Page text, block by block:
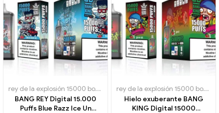
rey de la explosión 15000 bocanadas ,Cigarrillos electrónicos
BANG REY Digital 15.000
Puffs Blue Razz Ice Un
rey de la explosión 15000 bocanadas
Hielo exuberante BANG
KING Digital 15000